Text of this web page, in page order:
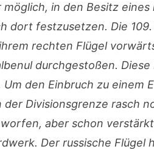
in den Besitz eines
dort festzusetzen. Die
rechten Flügel
durchgestoßen.
Um den Einbruch zu einem
Divisionsgrenze rasch
aber schon
Der russische Flügel